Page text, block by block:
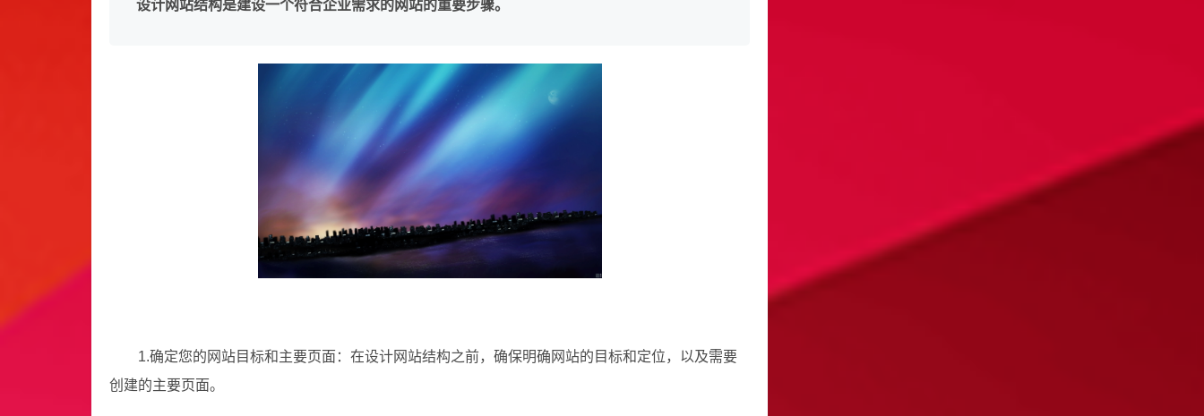
设计网站结构是建设一个符合企业需求的网站的重要步骤。
1.确定您的网站目标和主要页面：在设计网站结构之前，确保明确网站的目标和定位，以及需要
创建的主要页面。